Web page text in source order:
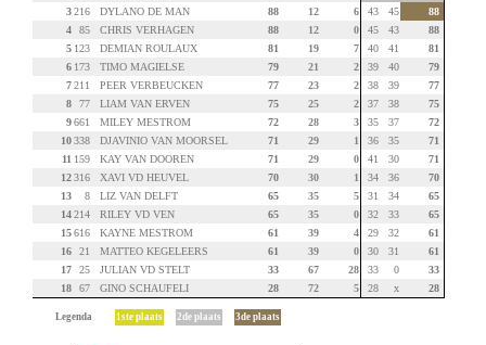
3216 DYLANO DE MAN 88 12 6 43 45
88
4
85 CHRIS VERHAGEN 88 12 0 45 43
88
5 123 DEMIAN ROULAUX 81 19 7 40 41
81
6 173 TIMO MAGIELSE 79 21 2 39 40
79
7211 PEER VERBEUCKEN 77 23 2 38 39
77
8
77 LIAM VAN ERVEN 75 25 2 37 38
75
9661 MILEY MESTROM 72 28 3 35 37
72
10338 DJAVINIO VAN MOORSEL 71 29 1 36 35
71
11 159 KAY VAN DOOREN 71 29 0 41 30
71
12316 XAVI VD HEUVEL 70 30 1 34 36
70
13
8 LIZ VAN DELFT 65 35 5 31 34
65
14214 RILEY VD VEN 65 35 0 32 33
65
15616 KAYNE MESTROM 61 39 4 29 32
61
16
21 MATTEO KEGELEERS 61 39 0 30 31
61
17
25 JULIAN VD STELT 33 67 28 33 0
33
18
67 GINO SCHAUFELI 28 72 5 28 x 28
Legenda 1ste plaats 2de plaats 3de plaats